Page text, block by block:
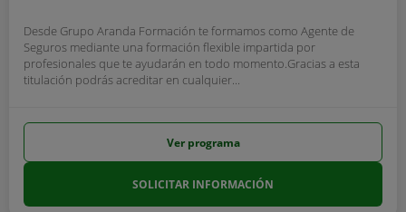
Desde Grupo Aranda Formación te formamos como Agente de
Seguros mediante una formación flexible impartida por
profesionales que te ayudarán en todo momento.Gracias a esta
titulación podrás acreditar en cualquier...
Ver programa
SOLICITAR INFORMACIÓN